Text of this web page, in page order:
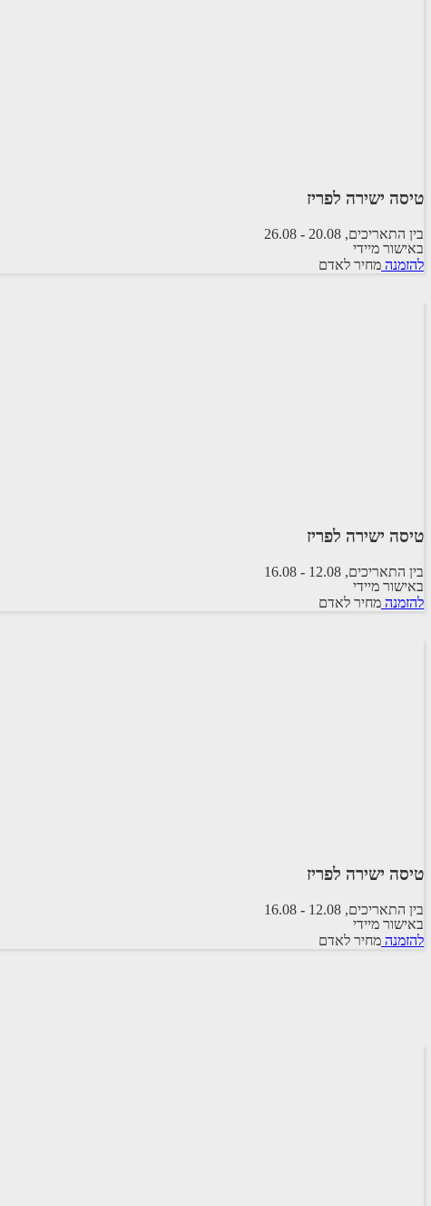
טיסה ישירה לפריז
בין התאריכים, -
26.08
טיסה סדירה
EL-AL
באישור מיידי
להזמנה מחיר לאדם
טיסה ישירה לפריז
בין התאריכים, -
16.08
טיסה סדירה
ARKIA AIRLINES
באישור מיידי
להזמנה מחיר לאדם
טיסה ישירה לפריז
בין התאריכים, -
16.08
טיסה סדירה
ARKIA AIRLINES
באישור מיידי
להזמנה מחיר לאדם